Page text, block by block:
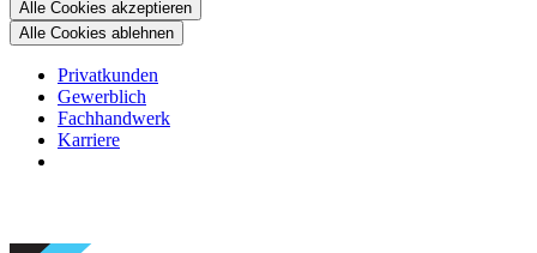
Alle Cookies akzeptieren
Alle Cookies ablehnen
Privatkunden
Gewerblich
Fachhandwerk
Karriere